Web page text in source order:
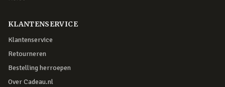
KLANTENSERVICE
Klantenservice
Retourneren
Bestelling herroepen
Over Cadeau.nl